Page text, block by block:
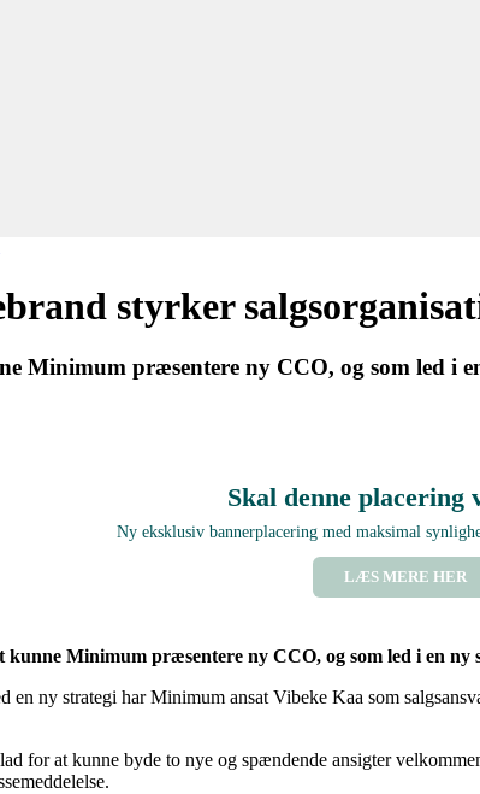
styrker
Minimum præsentere ny CCO, og som led i
Skal denne placering
Ny eksklusiv bannerplacering med maksimal
LÆS MERE HER
kunne Minimum præsentere ny CCO, og som led i en ny
en ny strategi har Minimum ansat Vibeke Kaa som
for at kunne byde to nye og spændende ansigter